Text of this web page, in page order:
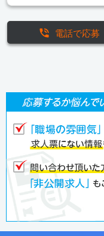
電話で応募